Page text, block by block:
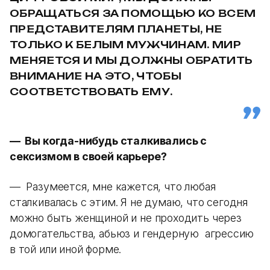
ОБРАЩАТЬСЯ ЗА ПОМОЩЬЮ КО ВСЕМ
ПРЕДСТАВИТЕЛЯМ ПЛАНЕТЫ, НЕ
ТОЛЬКО К БЕЛЫМ МУЖЧИНАМ. МИР
МЕНЯЕТСЯ И МЫ ДОЛЖНЫ ОБРАТИТЬ
ВНИМАНИЕ НА ЭТО, ЧТОБЫ
СООТВЕТСТВОВАТЬ ЕМУ.
— Вы когда-нибудь сталкивались с
сексизмом в своей карьере?
— Разумеется, мне кажется, что любая
сталкивалась с этим. Я не думаю, что сегодня
можно быть женщиной и не проходить через
домогательства, абьюз и гендерную агрессию
в той или иной форме.